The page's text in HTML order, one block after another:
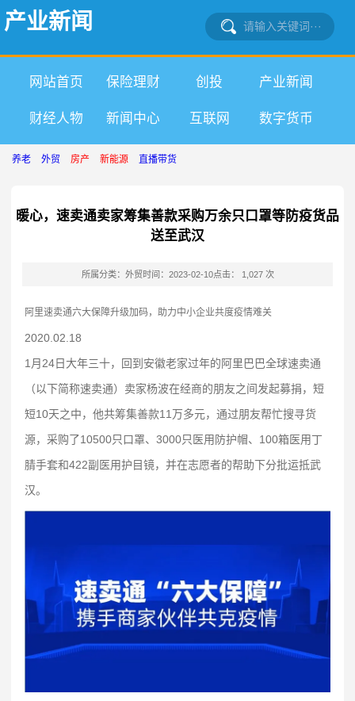
产业新闻
网站首页 保险理财 创投 产业新闻
财经人物 新闻中心 互联网 数字货币
养老 外贸 房产 新能源 直播带货
暖心，速卖通卖家筹集善款采购万余只口罩等防疫货品
送至武汉
所属分类：外贸时间：2023-02-10点击： 1,027 次
阿里速卖通六大保障升级加码，助力中小企业共度疫情难关
2020.02.18
1月24日大年三十，回到安徽老家过年的阿里巴巴全球速卖通
（以下简称速卖通）卖家杨波在经商的朋友之间发起募捐，短
短10天之中，他共筹集善款11万多元，通过朋友帮忙搜寻货
源，采购了10500只口罩、3000只医用防护帽、100箱医用丁
腈手套和422副医用护目镜，并在志愿者的帮助下分批运抵武
汉。